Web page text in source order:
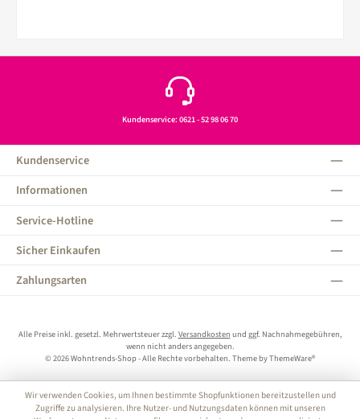
Kundenservice: 0621 - 52 98 06 70
Kundenservice
Informationen
Service-Hotline
Sicher Einkaufen
Zahlungsarten
Alle Preise inkl. gesetzl. Mehrwertsteuer zzgl. Versandkosten und ggf. Nachnahmegebühren,
wenn nicht anders angegeben.
© 2026 Wohntrends-Shop - Alle Rechte vorbehalten. Theme byThemeWare®
Wir verwenden Cookies, um Ihnen bestimmte Shopfunktionen bereitzustellen und
Zugriffe zu analysieren. Ihre Nutzer- und Nutzungsdaten können mit unseren